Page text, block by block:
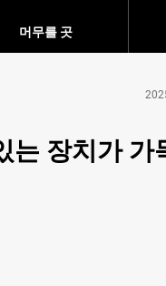
머무를 곳
는 장치가 가